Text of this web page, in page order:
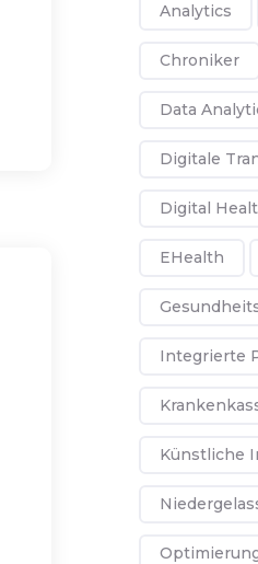
Analytics
Chroniker
Data
Digitale
Digital
EHealth
Integrierte
Künstliche